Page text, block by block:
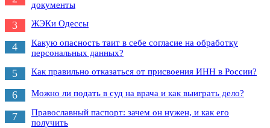
документы
3 ЖЭКи Одессы
4
Какую опасность таит в себе согласие на обработку
персональных данных?
5 Как правильно отказаться от присвоения ИНН в России?
6 Можно ли подать в суд на врача и как выиграть дело?
7
Православный паспорт: зачем он нужен, и как его
получить